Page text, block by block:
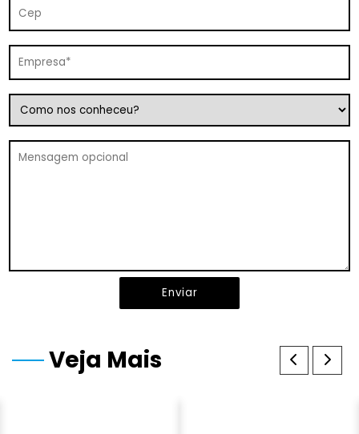
Enviar
Veja Mais